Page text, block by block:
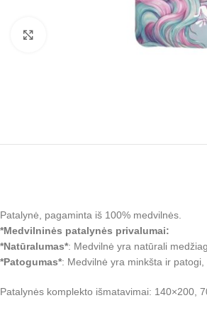
Patalynė, pagaminta iš 100% medvilnės.
*Medvilninės patalynės privalumai:
*Natūralumas*: Medvilnė yra natūrali
*Patogumas*: Medvilnė yra minkšta ir
Patalynės komplekto išmatavimai: 140×200,